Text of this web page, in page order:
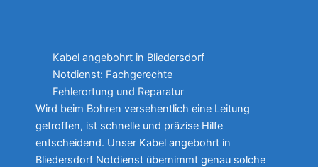
Kabel angebohrt in Bliedersdorf
Notdienst: Fachgerechte
Fehlerortung und Reparatur
Wird beim Bohren versehentlich eine Leitung
getroffen, ist schnelle und präzise Hilfe
entscheidend. Unser Kabel angebohrt in
Bliedersdorf Notdienst übernimmt genau solche